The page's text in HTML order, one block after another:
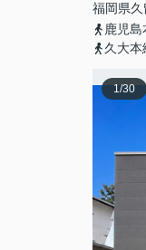
福岡県
鹿児
久大
1/30